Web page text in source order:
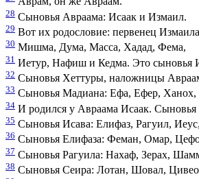
28 Сыновья Авраама: Исаак и Измаил.
29 Вот их родословие: первенец
30 Мишма, Дума, Масса, Хадад, Фема,
31 Иетур, Нафиш и Кедма. Это сыновья
32 Сыновья Хеттуры, наложницы
33 Сыновья Мадиана: Ефа, Ефер, Ханох,
34 И родился у Авраама Исаак. Сыновья
35 Сыновья Исава: Елифаз, Рагуил,
36 Сыновья Елифаза: Феман, Омар,
37 Сыновья Рагуила: Нахаф, Зерах,
38 Сыновья Сеира: Лотан, Шовал,